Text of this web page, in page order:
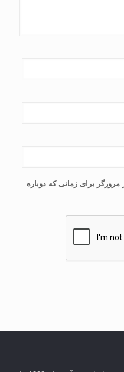
برای زمانی که دوباره